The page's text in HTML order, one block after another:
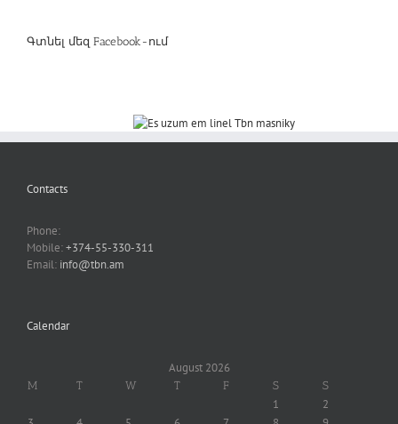
Գտնել մեզ Facebook-ում
Contacts
Phone:
Mobile:+374-55-330-311
Email: info@tbn.am
Calendar
August 2026
M T W T F S S
1
2